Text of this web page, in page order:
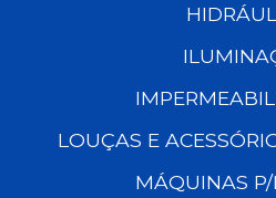
LOUÇAS E
MÁQUINAS